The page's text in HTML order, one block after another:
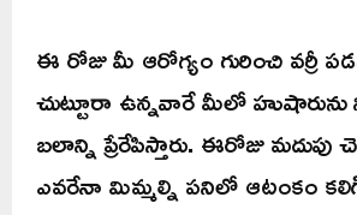
ఈ రోజు మీ ఆరోగ్యం గురించి వర్రీ
చుట్టూరా ఉన్నవారే మీలో
బలాన్ని ప్రేరేపిస్తారు. ఈరోజు
ఎవరేనా మిమ్మల్ని పనిలో ఆటంకం